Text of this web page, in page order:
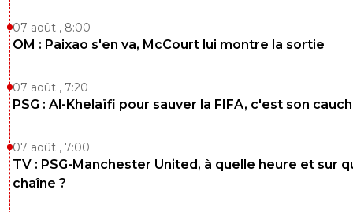
07 août , 8:00
OM : Paixao s'en va, McCourt lui montre la sortie
07 août , 7:20
PSG : Al-Khelaïfi pour sauver la FIFA, c'est son
07 août , 7:00
TV : PSG-Manchester United, à quelle heure et sur
chaîne ?